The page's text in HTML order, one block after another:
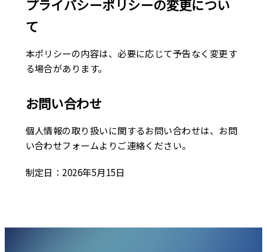
プライバシーポリシーの変更につい
て
本ポリシーの内容は、必要に応じて予告なく変更す
る場合があります。
お問い合わせ
個人情報の取り扱いに関するお問い合わせは、お問
い合わせフォームよりご連絡ください。
制定日：2026年5月15日